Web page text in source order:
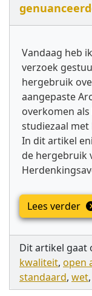
Vandaag heb
verzoek
hergebruik
aangepaste
overkomen
studiezaal met
In dit artikel
de hergebruik
Lees verder
Dit artikel gaat
kwaliteit, open
standaard, wet,